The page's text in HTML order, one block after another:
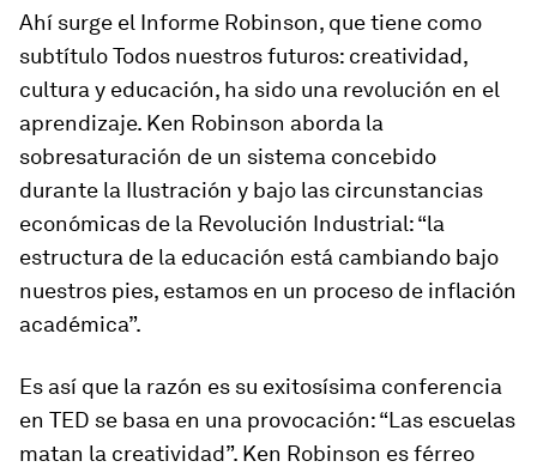
Ahí surge el Informe Robinson, que tiene como
subtítulo Todos nuestros futuros: creatividad,
cultura y educación, ha sido una revolución en el
aprendizaje. Ken Robinson aborda la
sobresaturación de un sistema concebido
durante la Ilustración y bajo las circunstancias
económicas de la Revolución Industrial: “la
estructura de la educación está cambiando bajo
nuestros pies, estamos en un proceso de inflación
académica”.
Es así que la razón es su exitosísima conferencia
en TED se basa en una provocación: “Las escuelas
matan la creatividad”. Ken Robinson es férreo